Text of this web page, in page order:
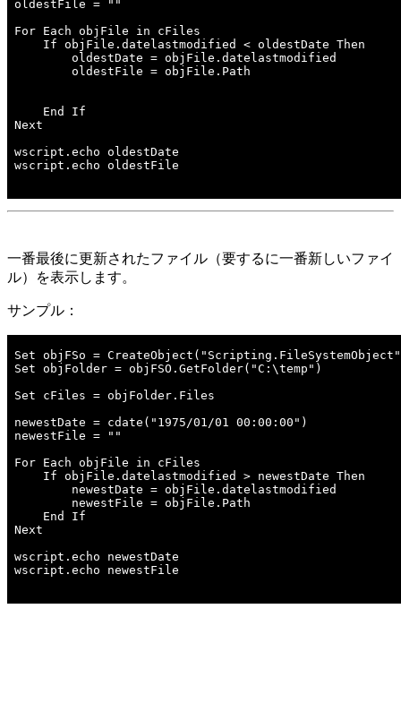
oldestFile = ""
For Each objFile in cFiles
    If objFile.datelastmodified < oldestDate Then
        oldestDate = objFile.datelastmodified
        oldestFile = objFile.Path
    End If
Next
wscript.echo oldestDate
wscript.echo oldestFile
一番最後に更新されたファイル（要するに一番新しいファイ
ル）を表示します。
サンプル：
Set objFSo =
Set objFolder = objFSO.GetFolder("C:\temp")
Set cFiles = objFolder.Files
newestDate = cdate("1975/01/01 00:00:00")
newestFile = ""
For Each objFile in cFiles
    If objFile.datelastmodified > newestDate Then
        newestDate = objFile.datelastmodified
        newestFile = objFile.Path
    End If
Next
wscript.echo newestDate
wscript.echo newestFile